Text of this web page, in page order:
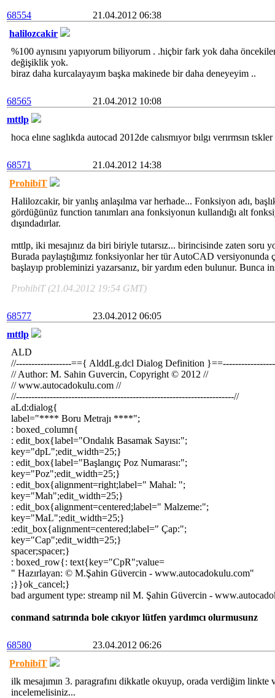
68554
21.04.2012 06:38
halilozcakir
%100 aynısını yapıyorum biliyorum . .hiçbir fark yok daha
değişiklik yok.
biraz daha kurcalayayım başka makinede bir daha deneyeyim ..
68565
21.04.2012 10:08
mttlp
hoca elıne saglıkda autocad 2012de calısmıyor bılgı verırmsın tskler
68571
21.04.2012 14:38
ProhibiT
Halilozcakir, bir yanlış anlaşılma var herhade... Fonksiyon adı,
gördüğünüz function tanımları ana fonksiyonun kullandığı alt
dışındadırlar.
mttlp, iki mesajınız da biri biriyle tutarsız... birincisinde zaten soru
Burada paylaştığımız fonksiyonlar her tür AutoCAD versiyonunda
başlayıp probleminizi yazarsanız, bir yardım eden bulunur. Bunca
ProhibiT (21.04.2012 19:54 GMT)
68577
23.04.2012 06:05
mttlp
ALD
//------------------=={ AlddLg.dcl Dialog Definition
// Author: M. Sahin Guvercin, Copyright © 2012 //
// www.autocadokulu.com //
//-----------------------------------------------------------------------//
aLd:dialog{
label="**** Boru Metrajı ****";
: boxed_column{
: edit_box{label="Ondalık Basamak Sayısı:";
key="dpL";edit_width=25;}
: edit_box{label="Başlangıç Poz Numarası:";
key="Poz";edit_width=25;}
: edit_box{alignment=right;label=" Mahal: ";
key="Mah";edit_width=25;}
: edit_box{alignment=centered;label=" Malzeme:";
key="MaL";edit_width=25;}
:edit_box{alignment=centered;label=" Çap:";
key="Cap";edit_width=25;}
spacer;spacer;}
: boxed_row{: text{key="CpR";value=
" Hazırlayan: © M.Şahin Güvercin - www.autocadokulu.com"
;}}ok_cancel;}
bad argument type: streamp nil M. Şahin Güvercin -
conmand satırında bole cıkıyor lütfen yardımcı olurmusunz
68580
23.04.2012 06:26
ProhibiT
ilk mesajımın 3. paragrafını dikkatle okuyup, orada verdiğim linkte
incelemelisiniz...